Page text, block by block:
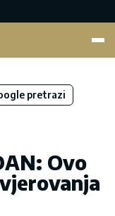
pretrazi
Ovo